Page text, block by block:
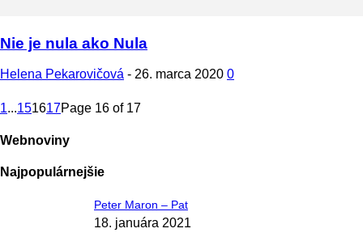
Nie je nula ako Nula
Helena Pekarovičová - 26. marca 2020 0
1...151617Page 16 of 17
Webnoviny
Najpopulárnejšie
Peter Maron – Pat
18. januára 2021